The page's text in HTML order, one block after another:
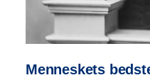
Menneskets